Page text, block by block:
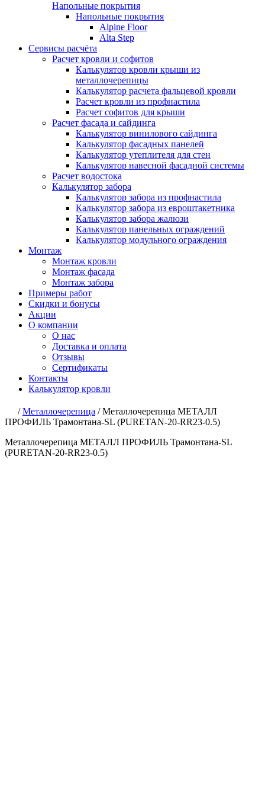
Напольные покрытия
Напольные покрытия
Alpine Floor
Alta Step
Сервисы расчёта
Расчет кровли и софитов
Калькулятор кровли крыши из
металлочерепицы
Калькулятор расчета фальцевой кровли
Расчет кровли из профнастила
Расчет софитов для крыши
Расчет фасада и сайдинга
Калькулятор винилового сайдинга
Калькулятор фасадных панелей
Калькулятор утеплителя для стен
Калькулятор навесной фасадной системы
Расчет водостока
Калькулятор забора
Калькулятор забора из профнастила
Калькулятор забора из евроштакетника
Калькулятор забора жалюзи
Калькулятор панельных ограждений
Калькулятор модульного ограждения
Монтаж
Монтаж кровли
Монтаж фасада
Монтаж забора
Примеры работ
Скидки и бонусы
Акции
О компании
О нас
Доставка и оплата
Отзывы
Сертификаты
Контакты
Калькулятор кровли
/Металлочерепица /Металлочерепица МЕТАЛЛ
ПРОФИЛЬ Трамонтана-SL (PURETAN-20-RR23-0.5)
Металлочерепица МЕТАЛЛ ПРОФИЛЬ Трамонтана-SL
(PURETAN-20-RR23-0.5)